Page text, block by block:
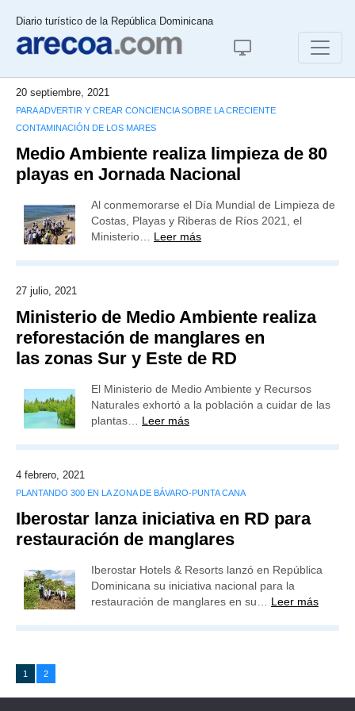
Diario turístico de la República Dominicana
20 septiembre, 2021
PARA ADVERTIR Y CREAR CONCIENCIA SOBRE LA CRECIENTE
CONTAMINACIÓN DE LOS MARES
Medio Ambiente realiza limpieza de 80
playas en Jornada Nacional
Al conmemorarse el Día Mundial de Limpieza de
Costas, Playas y Riberas de Ríos 2021, el
Ministerio… Leer más
27 julio, 2021
Ministerio de Medio Ambiente realiza
reforestación de manglares en
las zonas Sur y Este de RD
El Ministerio de Medio Ambiente y Recursos
Naturales exhortó a la población a cuidar de las
plantas… Leer más
4 febrero, 2021
PLANTANDO 300 EN LA ZONA DE BÁVARO-PUNTA CANA
Iberostar lanza iniciativa en RD para
restauración de manglares
Iberostar Hotels & Resorts lanzó en República
Dominicana su iniciativa nacional para la
restauración de manglares en su… Leer más
1 2